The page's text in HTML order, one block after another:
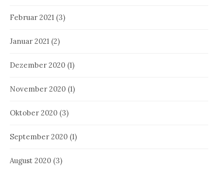
Februar 2021 (3)
Januar 2021 (2)
Dezember 2020 (1)
November 2020 (1)
Oktober 2020 (3)
September 2020 (1)
August 2020 (3)